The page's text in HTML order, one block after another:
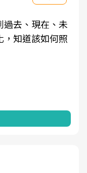
過去、現在、未
，知道該如何照